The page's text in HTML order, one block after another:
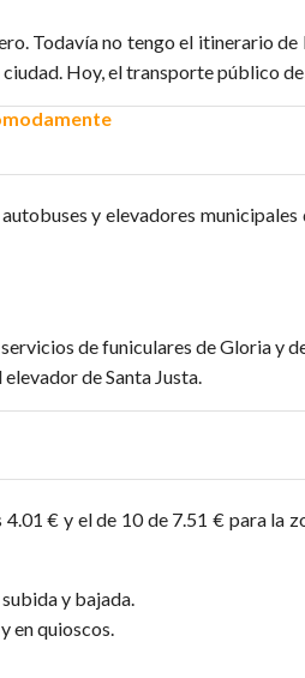
Todavía no tengo el itinerario
Hoy, el transporte público
y elevadores municipales
de funiculares de Gloria y
de Santa Justa.
€ y el de 10 de 7.51 € para la
y bajada.
en quioscos.